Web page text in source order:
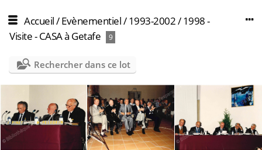
Accueil/Evènementiel/1993-2002/1998 -
Visite - CASA à Getafe
9
Rechercher dans ce lot